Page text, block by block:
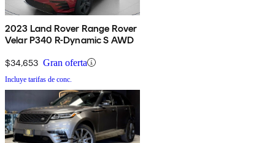
2023 Land Rover Range Rover
Velar P340 R-Dynamic S AWD
$34,653 Gran oferta
Incluye tarifas de conc.